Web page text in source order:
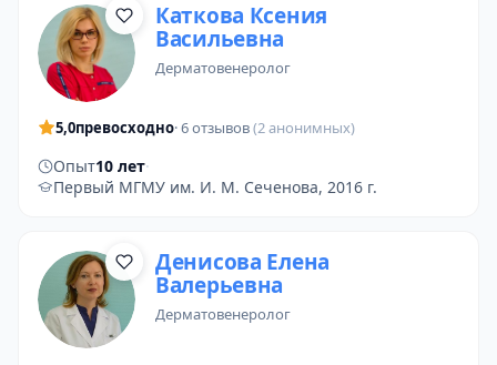
Каткова Ксения
Васильевна
дерматовенеролог
5,0превосходно· 6 отзывов(2 анонимных)
Опыт10 лет·
Первый МГМУ им. И. М. Сеченова, 2016 г.
Денисова Елена
Валерьевна
дерматовенеролог